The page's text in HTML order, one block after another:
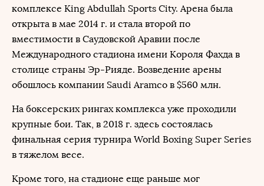
комплексе King Abdullah Sports City. Арена была
открыта в мае 2014 г. и стала второй по
вместимости в Саудовской Аравии после
Международного стадиона имени Короля Фахда в
столице страны Эр-Рияде. Возведение арены
обошлось компании Saudi Aramco в $560 млн.
На боксерских рингах комплекса уже проходили
крупные бои. Так, в 2018 г. здесь состоялась
финальная серия турнира World Boxing Super Series
в тяжелом весе.
Кроме того, на стадионе еще раньше мог